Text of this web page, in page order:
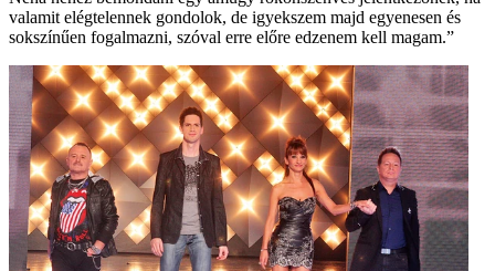
valamit elégtelennek gondolok, de igyekszem majd egyenesen és
sokszínűen fogalmazni, szóval erre előre edzenem kell magam.”